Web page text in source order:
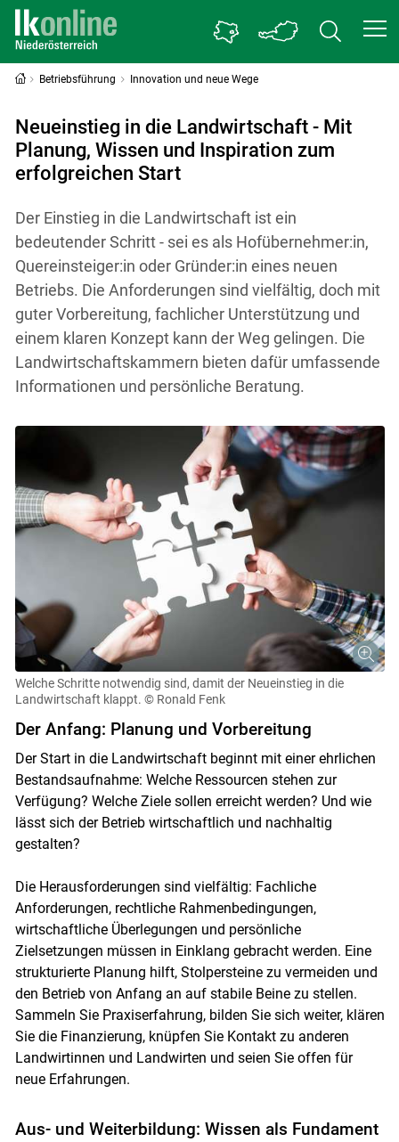
Betriebsführung Innovation und neue Wege
Neueinstieg in die Landwirtschaft - Mit
Planung, Wissen und Inspiration zum
erfolgreichen Start
Der Einstieg in die Landwirtschaft ist ein
bedeutender Schritt - sei es als Hofübernehmer:in,
Quereinsteiger:in oder Gründer:in eines neuen
Betriebs. Die Anforderungen sind vielfältig, doch mit
guter Vorbereitung, fachlicher Unterstützung und
einem klaren Konzept kann der Weg gelingen. Die
Landwirtschaftskammern bieten dafür umfassende
Informationen und persönliche Beratung.
Welche Schritte notwendig sind, damit der Neueinstieg in die
Landwirtschaft klappt. © Ronald Fenk
Der Anfang: Planung und Vorbereitung
Der Start in die Landwirtschaft beginnt mit einer ehrlichen
Bestandsaufnahme: Welche Ressourcen stehen zur
Verfügung? Welche Ziele sollen erreicht werden? Und wie
lässt sich der Betrieb wirtschaftlich und nachhaltig
gestalten?
Die Herausforderungen sind vielfältig: Fachliche
Anforderungen, rechtliche Rahmenbedingungen,
wirtschaftliche Überlegungen und persönliche
Zielsetzungen müssen in Einklang gebracht werden. Eine
strukturierte Planung hilft, Stolpersteine zu vermeiden und
den Betrieb von Anfang an auf stabile Beine zu stellen.
Sammeln Sie Praxiserfahrung, bilden Sie sich weiter, klären
Sie die Finanzierung, knüpfen Sie Kontakt zu anderen
Landwirtinnen und Landwirten und seien Sie offen für
neue Erfahrungen.
Aus- und Weiterbildung: Wissen als Fundament